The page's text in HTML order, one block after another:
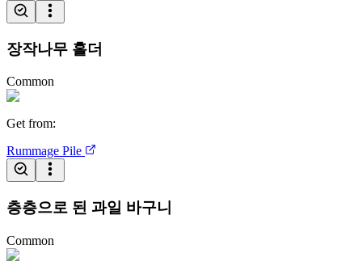
장작나무 홀더
Common
Get from:
Rummage Pile
층층으로 된 과일 바구니
Common